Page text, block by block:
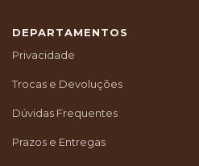
DEPARTAMENTOS
Privacidade
Trocas e Devoluções
Dúvidas Frequentes
Prazos e Entregas